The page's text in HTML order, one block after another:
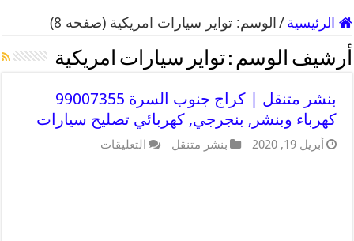
الرئيسية / الوسم:تواير سيارات امريكية (صفحه 8)
أرشيف الوسم :تواير سيارات امريكية
بنشر متنقل | كراج جنوب السرة 99007355
كهرباء وبنشر, بنجرجي, كهربائي تصليح سيارات
أبريل 19, 2020 بنشر متنقل التعليقات